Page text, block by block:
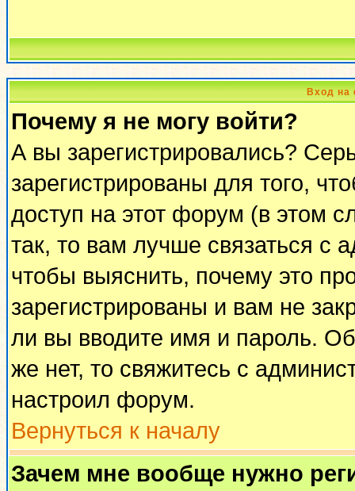
Вход на
Почему я не могу войти?
А вы зарегистрировались?
зарегистрированы для того,
доступ на этот форум (в этом
так, то вам лучше связаться с
чтобы выяснить, почему это
зарегистрированы и вам не
ли вы вводите имя и пароль.
же нет, то свяжитесь с
настроил форум.
Вернуться к началу
Зачем мне вообще нужно